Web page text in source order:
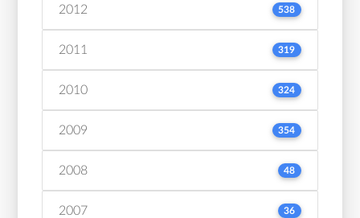
2012 538
2011 319
2010 324
2009 354
2008 48
2007 36